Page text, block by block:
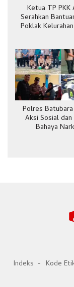
Ketua TP PKK
Serahkan
Poklak
Polres
Aksi Sosial dan
Bahaya
Indeks Kode